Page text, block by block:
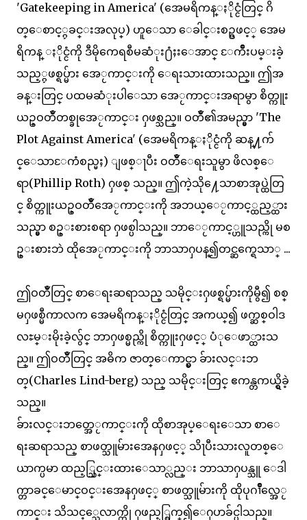
'Gatekeeping in America' (အေမရိကန္ႏိုင္ငံတြင္ ဂိ
တ္ေစာင့္ႁခင္းအလုပ္) ဟူေသာ ေခါင္းစဥ္ႁဖင့္ အေမ
ရိကန္ ႏိုင္ငံကို ဒီမိုကေရစီမဆံုး႐ံႈးေအာင္ ႄကိဳးပမ္းခဲ့
သည့္ႁဖစ္ရပ္မ်ား အေႂကာင္းကို ေရးသားထားသည္။ ဤအ
ခန္းတြင္ ပထမဆံုးပါေသာ အေႂကာင္းအရာမွာ စိတ္ကူး
ယဥ္ဝတၴဳတစ္ခုအေႂကာင္း ႁဖစ္သည္။ ဝတၴဳ၏အမည္မွာ 'The
Plot Against America' (အေမရိကန္ႏိုင္ငံကို ဆန္႔က်
င္ေသာႄကံစည္မႈ) ျဖစ္ႃပီး ဝတၴဳေရးသူမွာ ဖိလစ္ေ
ရာ(Phillip Roth) ႁဖစ္ သည္။ ဤကဲ့သို႔ေသာစာအုပ္ထဲတြ
င္ စိတ္ကူးယဥ္ဝတၴဳအေႂကာင္းကို အဘယ္ေႂကာင့္ထည့္ထား
သည္မွာ စဥ္းစားစရာ ႁဖစ္ပါသည္။ ဘာေႂကာင့္ဟူသည္ကို မစ
ဥ္းစားဘဲ ထိုအေႂကာင္းကို ဘာသာႁပန္၍တင္ဆက္ရေသာ္ ...
ဤဝတၴဳတြင္ စာေရးဆရာသည္ သမိုင္းႁဖစ္ရပ္မ်ားကိုမွီ၍ စစ္
မႁဖစ္မီကာလက အေမရိကန္ႏိုင္ငံတြင္ အကယ္၍ ဖက္ဆစ္ဝါဒ
လႊမ္းမိုးခဲ့လွ်င္ ဘာႁဖစ္မည္ကို စိတ္ကူးႁဖင့္ ပံုေဖာ္ထားသ
ည္။ ဤဝတၴဳတြင္ အဓိက ဇာတ္ေကာင္မွာ ခ်ားလင္းဘ
တ္(Charles Lind-berg) သည္ သမိုင္းတြင္ ဧကန္တကယ္ရွိခဲ့
သည္။
ခ်ားလင္းဘတ္အေႂကာင္းကို ထိုစာအုပ္ေရးေသာ စာေ
ရးဆရာသည္ စာဖတ္သူမ်ားအေနႁဖင့္ သိႃပီးသားလူတစ္ေ
ယာက္ပမာ ထည့္သြင္းထားေသာ္လည္း ဘာသာႁပန္သူ ေဒါ
က္တာခင္ေမာင္ဝင္းအေနႁဖင့္ စာဖတ္သူမ်ားကို ထိုပုဂၢိဳလ္အေႂ
ကာင္း သိသင့္သေလာက္ကို ႁဖည့္စြက္၍ေႁပာခ်င္ပါသည္။